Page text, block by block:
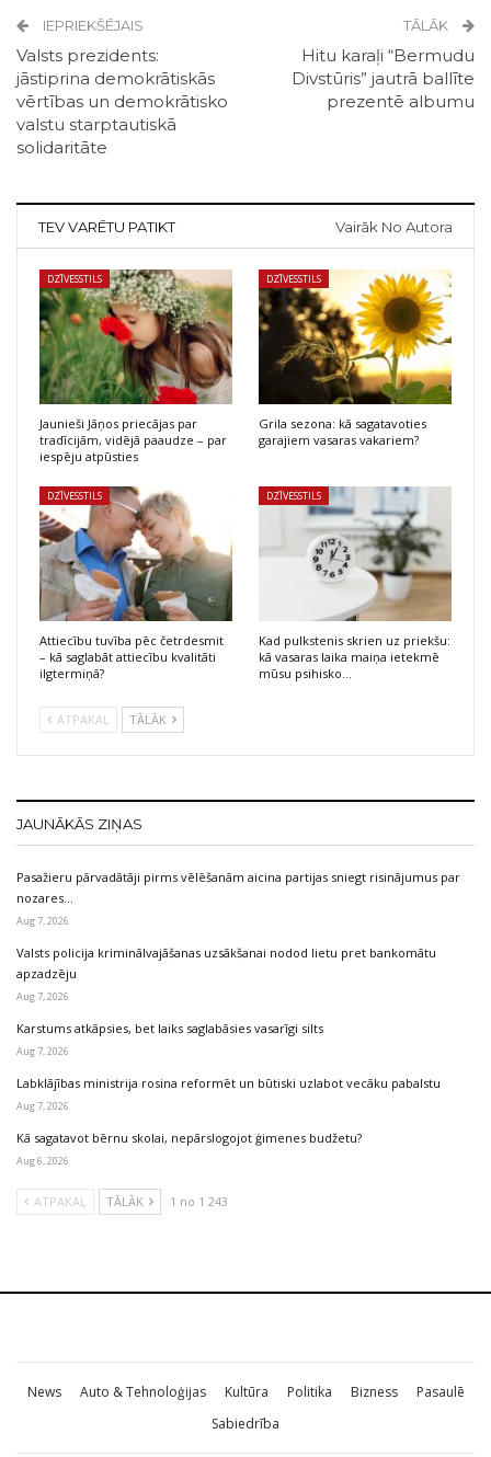
IEPRIEKŠĒJAIS
Valsts prezidents:
jāstiprina demokrātiskās
vērtības un demokrātisko
valstu starptautiskā
solidaritāte
TĀLĀK
Hitu karaļi “Bermudu
Divstūris” jautrā ballīte
prezentē albumu
TEV VARĒTU PATIKT Vairāk No Autora
DZĪVESSTILS
Jaunieši Jāņos priecājas par
tradīcijām, vidējā paaudze – par
iespēju atpūsties
DZĪVESSTILS
Grila sezona: kā sagatavoties
garajiem vasaras vakariem?
DZĪVESSTILS
Attiecību tuvība pēc četrdesmit
– kā saglabāt attiecību kvalitāti
ilgtermiņā?
DZĪVESSTILS
Kad pulkstenis skrien uz priekšu:
kā vasaras laika maiņa ietekmē
mūsu psihisko…
ATPAKAĻ TĀLĀK
JAUNĀKĀS ZIŅAS
Pasažieru pārvadātāji pirms vēlēšanām aicina partijas sniegt risinājumus par
nozares…
Aug 7, 2026
Valsts policija kriminālvajāšanas uzsākšanai nodod lietu pret bankomātu
apzadzēju
Aug 7, 2026
Karstums atkāpsies, bet laiks saglabāsies vasarīgi silts
Aug 7, 2026
Labklājības ministrija rosina reformēt un būtiski uzlabot vecāku pabalstu
Aug 7, 2026
Kā sagatavot bērnu skolai, nepārslogojot ģimenes budžetu?
Aug 6, 2026
ATPAKAĻ TĀLĀK 1 no 1 243
News Auto & Tehnoloģijas Kultūra Politika Bizness
Pasaulē
Sabiedrība